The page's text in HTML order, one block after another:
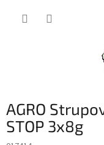
AGRO
STOP 3x8g